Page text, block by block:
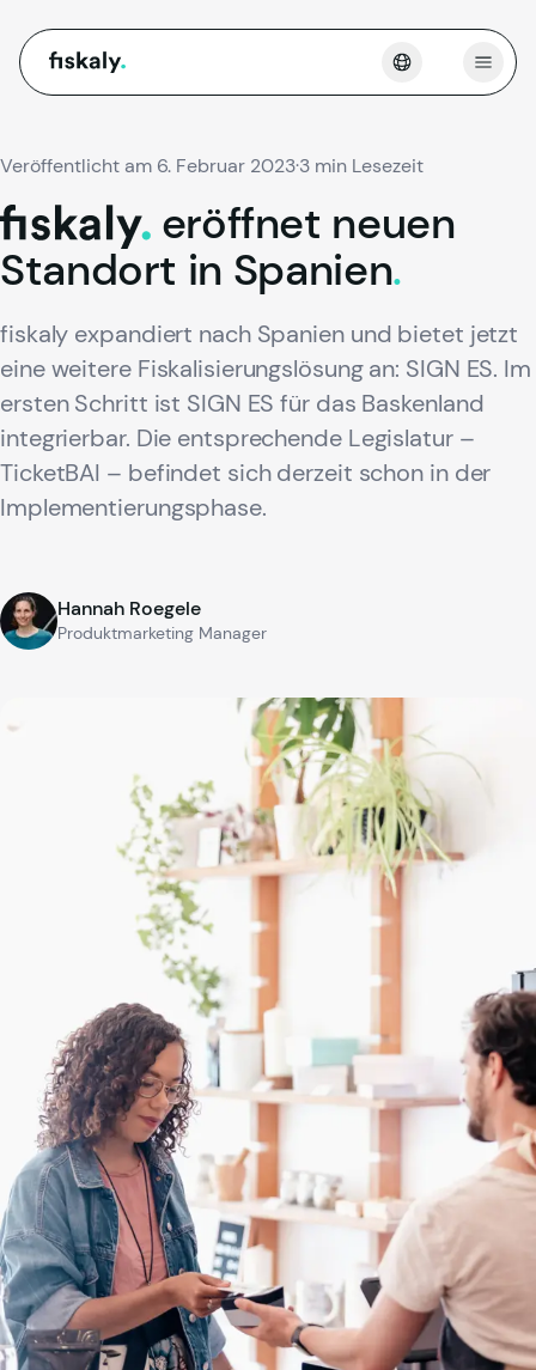
fiskaly. Menü
Veröffentlicht am 6. Februar 2023·3 min Lesezeit
fiskaly. eröffnet neuen
Standort in Spanien.
fiskaly expandiert nach Spanien und bietet jetzt
eine weitere Fiskalisierungslösung an: SIGN ES. Im
ersten Schritt ist SIGN ES für das Baskenland
integrierbar. Die entsprechende Legislatur –
TicketBAI – befindet sich derzeit schon in der
Implementierungsphase.
Hannah Roegele
Produktmarketing Manager